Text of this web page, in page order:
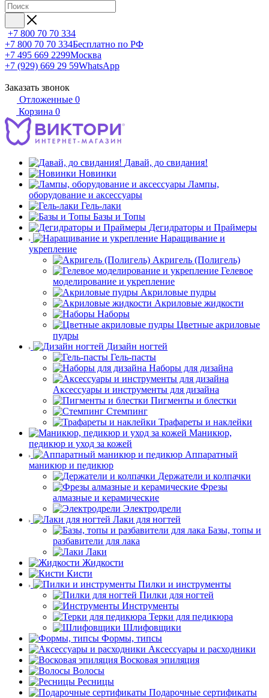
+7 800 70 70 334
+7 800 70 70 334Бесплатно по РФ
+7 495 669 2299Москва
+7 (929) 669 29 59WhatsApp
Заказать звонок
Отложенные 0
Корзина 0
Давай, до свидания!
Новинки
Лампы,
оборудование и аксессуары
Гель-лаки
Базы и Топы
Дегидраторы и Праймеры
Наращивание и
укрепление
Акригель (Полигель)
Гелевое
моделирование и укрепление
Акриловые пудры
Акриловые жидкости
Наборы
Цветные акриловые
пудры
Дизайн ногтей
Гель-пасты
Наборы для дизайна
Аксессуары и инструменты для дизайна
Пигменты и блестки
Стемпинг
Трафареты и наклейки
Маникюр,
педикюр и уход за кожей
Аппаратный
маникюр и педикюр
Держатели и колпачки
Фрезы
алмазные и керамические
Электродрели
Лаки для ногтей
Базы, топы и
разбавители для лака
Лаки
Жидкости
Кисти
Пилки и инструменты
Пилки для ногтей
Инструменты
Терки для педикюра
Шлифовщики
Формы, типсы
Аксессуары и расходники
Восковая эпиляция
Волосы
Ресницы
Подарочные сертификаты